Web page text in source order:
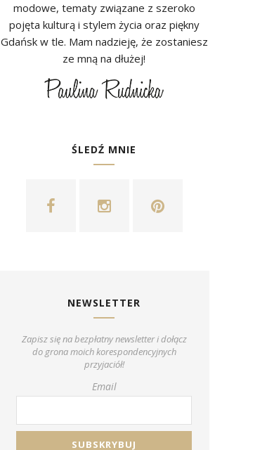
modowe, tematy związane z szeroko
pojęta kulturą i stylem życia oraz piękny
Gdańsk w tle. Mam nadzieję, że zostaniesz
ze mną na dłużej!
ŚLEDŹ MNIE
NEWSLETTER
Zapisz się na bezpłatny newsletter i dołącz
do grona moich korespondencyjnych
przyjaciół!
Email